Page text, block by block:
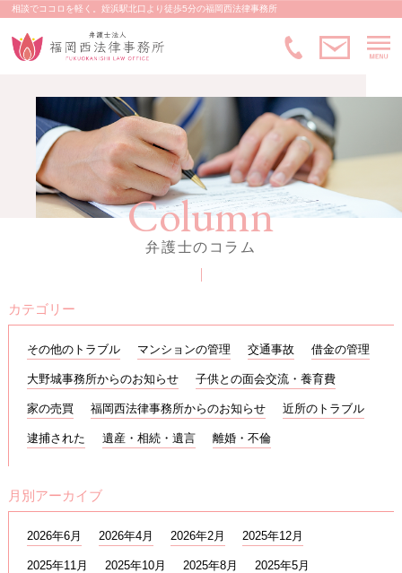
相談でココロを軽く。姪浜駅北口より徒歩5分の福岡西法律事務所
092- メ
Column
弁護士のコラム
カテゴリー
その他のトラブル マンションの管理 交通事故 借金の管理
大野城事務所からのお知らせ 子供との面会交流・養育費
家の売買 福岡西法律事務所からのお知らせ 近所のトラブル
逮捕された 遺産・相続・遺言 離婚・不倫
月別アーカイブ
2026年6月 2026年4月 2026年2月 2025年12月
2025年11月 2025年10月 2025年8月 2025年5月